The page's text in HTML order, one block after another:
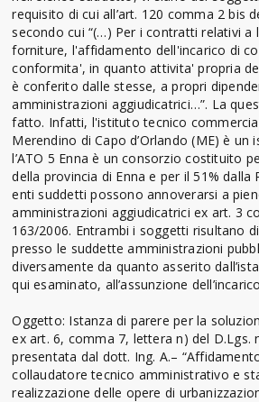
requisito di cui all’art. 120 comma 2 bis
secondo cui “(…) Per i contratti relativi a
forniture, l'affidamento dell'incarico di
conformita', in quanto attivita' propria
è conferito dalle stesse, a propri
amministrazioni aggiudicatrici…”. La
fatto. Infatti, l'istituto tecnico
Merendino di Capo d’Orlando (ME) è
l’ATO 5 Enna è un consorzio costituito
della provincia di Enna e per il 51% dalla
enti suddetti possono annoverarsi a
amministrazioni aggiudicatrici ex art. 3
163/2006. Entrambi i soggetti risultano
presso le suddette amministrazioni
diversamente da quanto asserito
qui esaminato, all’assunzione
Oggetto: Istanza di parere per la
ex art. 6, comma 7, lettera n) del D.Lgs.
presentata dal dott. Ing. A.–
collaudatore tecnico amministrativo e
realizzazione delle opere di